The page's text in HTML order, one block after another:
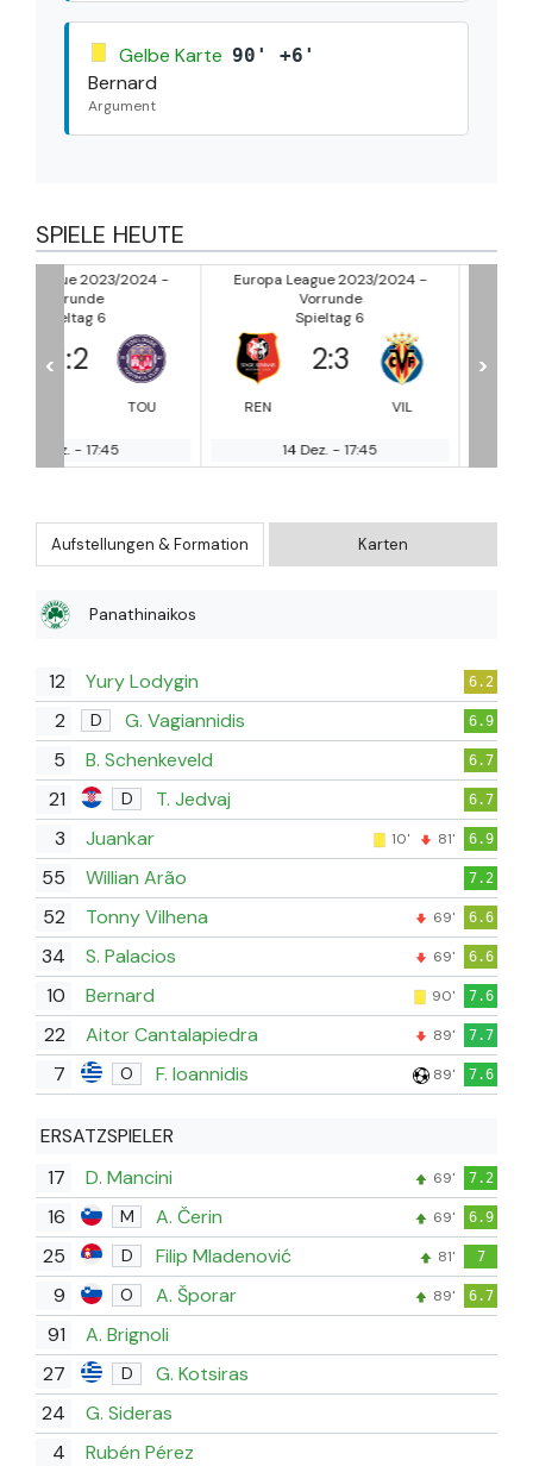
Gelbe Karte 90' +6'
Bernard
Argument
SPIELE HEUTE
Europa League 2023/2024 -
REN VIL
Europa League 2023/
PAN
< >
Aufstellungen & Formation Karten
Panathinaikos
12 Yury Lodygin 6.2
2 D G. Vagiannidis 6.9
5 B. Schenkeveld 6.7
21 D T. Jedvaj 6.7
3 Juankar 10' 81' 6.9
55 Willian Arão 7.2
52 Tonny Vilhena 69' 6.6
34 S. Palacios 69' 6.6
10 Bernard 90' 7.6
22 Aitor Cantalapiedra 89' 7.7
7 O F. Ioannidis 89' 7.6
ERSATZSPIELER
17
D. Mancini 69' 7.2
16 M A. Čerin 69' 6.9
25 D Filip Mladenović 81' 7
9 O A. Šporar 89' 6.7
91
A. Brignoli
27
D
G. Kotsiras
24
G. Sideras
4
Rubén Pérez